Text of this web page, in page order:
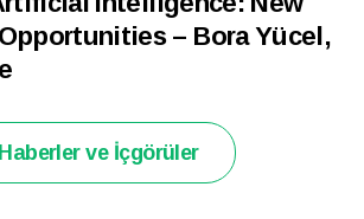
– Bora Yücel,
Haberler ve İçgörüler